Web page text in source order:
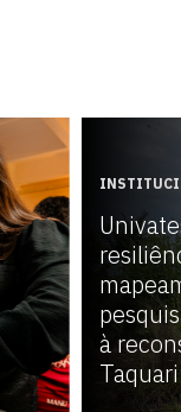
à
Taquari